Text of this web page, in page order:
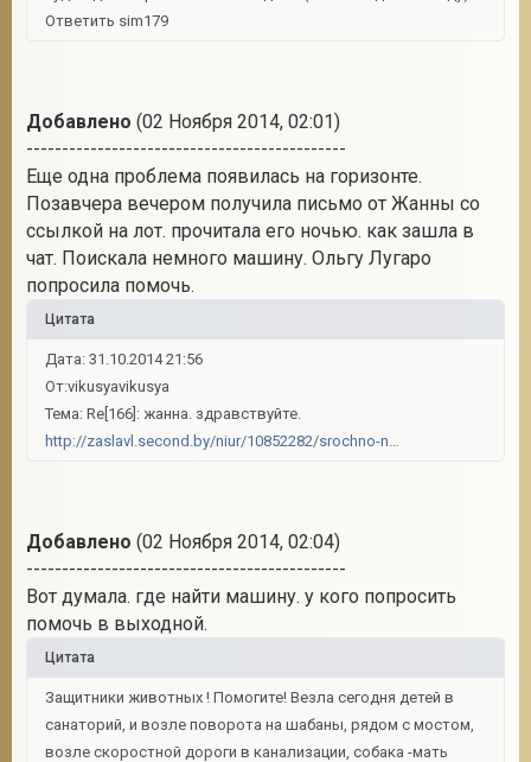
Ответить sim179
Добавлено (02 Ноября 2014, 02:01)
---------------------------------------------
Еще одна проблема появилась на горизонте.
Позавчера вечером получила письмо от Жанны со
ссылкой на лот. прочитала его ночью. как зашла в
чат. Поискала немного машину. Ольгу Лугаро
попросила помочь.
Цитата
Дата: 31.10.2014 21:56
От:vikusyavikusya
Тема: Re[166]: жанна. здравствуйте.
http://zaslavl.second.by/niur/10852282/srochno-nuzhna-pomosch.html
Добавлено (02 Ноября 2014, 02:04)
---------------------------------------------
Вот думала. где найти машину. у кого попросить
помочь в выходной.
Цитата
Защитники животных ! Помогите! Везла сегодня детей в
санаторий, и возле поворота на шабаны, рядом с мостом,
возле скоростной дороги в канализации, собака -мать